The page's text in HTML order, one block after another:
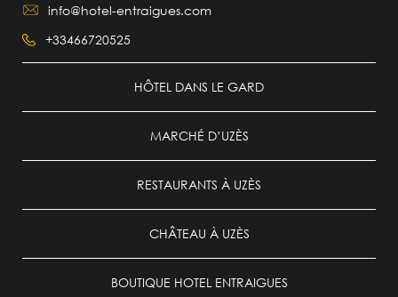
info@hotel-entraigues.com
+33466720525
HÔTEL DANS LE GARD
MARCHÉ D’UZÈS
RESTAURANTS À UZÈS
CHÂTEAU À UZÈS
BOUTIQUE HOTEL ENTRAIGUES